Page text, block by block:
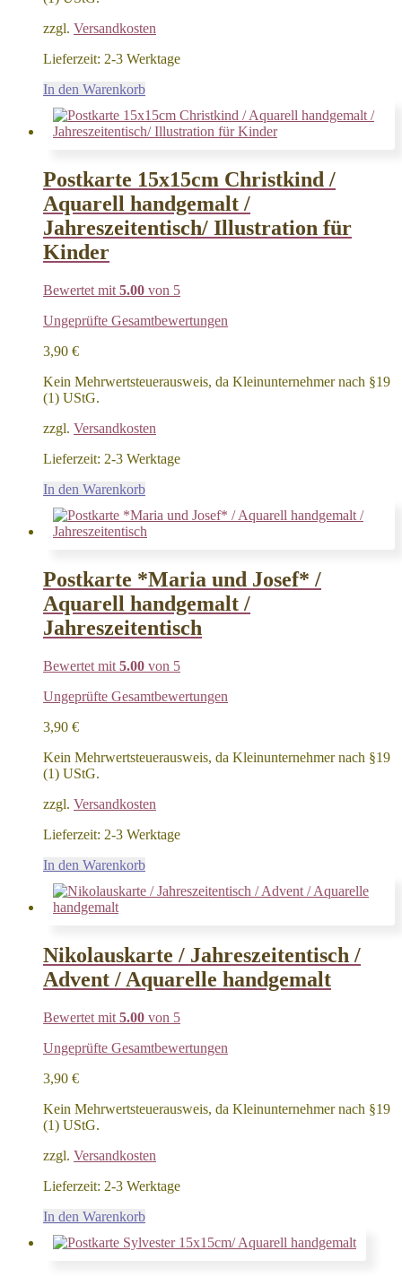
zzgl. Versandkosten
Lieferzeit: 2-3 Werktage
In den Warenkorb
Postkarte 15x15cm Christkind /
Aquarell handgemalt /
Jahreszeitentisch/ Illustration für
Kinder
Bewertet mit 5.00 von 5
Ungeprüfte Gesamtbewertungen
3,90 €
Kein Mehrwertsteuerausweis, da Kleinunternehmer nach §19
(1) UStG.
zzgl. Versandkosten
Lieferzeit: 2-3 Werktage
In den Warenkorb
Postkarte *Maria und Josef* /
Aquarell handgemalt /
Jahreszeitentisch
Bewertet mit 5.00 von 5
Ungeprüfte Gesamtbewertungen
3,90 €
Kein Mehrwertsteuerausweis, da Kleinunternehmer nach §19
(1) UStG.
zzgl. Versandkosten
Lieferzeit: 2-3 Werktage
In den Warenkorb
Nikolauskarte / Jahreszeitentisch /
Advent / Aquarelle handgemalt
Bewertet mit 5.00 von 5
Ungeprüfte Gesamtbewertungen
3,90 €
Kein Mehrwertsteuerausweis, da Kleinunternehmer nach §19
(1) UStG.
zzgl. Versandkosten
Lieferzeit: 2-3 Werktage
In den Warenkorb